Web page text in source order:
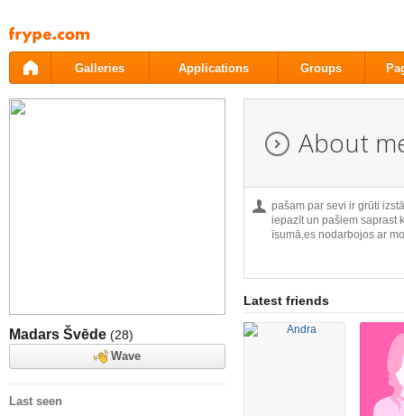
Pāriet
uz
saturu
Galleries Applications Groups
Madars Švēde (28)
Wave
Last seen
About
pašam par sevi ir grūti
iepazīt un pašiem saprast
īsumā,es nodarbojos ar
Latest friends